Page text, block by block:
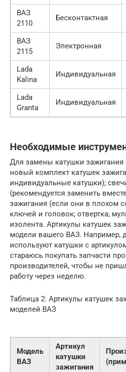
ВАЗ
2110
Бесконтактная
ВАЗ
2115
Электронная
Lada
Kalina
Индивидуальная
Lada
Granta
Индивидуальная
Необходимые
Для замены катушки зажигания
новый комплект катушек
индивидуальные катушки);
(рекомендуется заменить
зажигания (если они в плохом
ключей и головок; отвертка;
изолента. Артикулы катушек
модели вашего ВАЗ. Например,
используют катушки с
стараюсь покупать запчасти
производителей, чтобы не
работу через неделю.
Таблица 2: Артикулы катушек
моделей ВАЗ
Модель
ВАЗ
Артикул
катушки
зажигания